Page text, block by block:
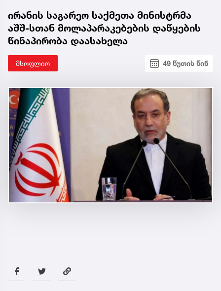
ირანის საგარეო საქმეთა მინისტრმა
აშშ-სთან მოლაპარაკებების დაწყების
წინაპირობა დაასახელა
მსოფლიო 49 წუთის წინ